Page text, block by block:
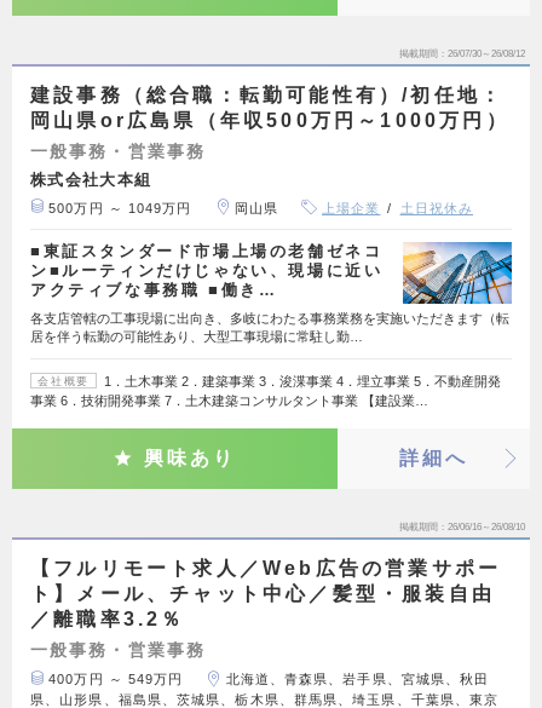
掲載期間 26/07/30～26/08/12
建設事務（総合職：転勤可能性有）/初任地：
岡山県or広島県（年収500万円～1000万円）
一般事務・営業事務
株式会社大本組
500万円 ～ 1049万円 岡山県 上場企業 土日祝休み
■東証スタンダード市場上場の老舗ゼネコ
ン■ルーティンだけじゃない、現場に近い
アクティブな事務職 ■働き…
各支店管轄の工事現場に出向き、多岐にわたる事務業務を実施いただきます（転
居を伴う転勤の可能性あり、大型工事現場に常駐し勤…
会社概要
1．土木事業 2．建築事業 3．浚渫事業 4．埋立事業 5．不動産開発
事業 6．技術開発事業 7．土木建築コンサルタント事業 【建設業…
興味あり 詳細へ
掲載期間 26/06/16～26/08/10
【フルリモート求人／Web広告の営業サポー
ト】メール、チャット中心／髪型・服装自由
／離職率3.2％
一般事務・営業事務
400万円 ～ 549万円
北海道、青森県、岩手県、宮城県、秋田
県、山形県、福島県、茨城県、栃木県、群馬県、埼玉県、千葉県、東京